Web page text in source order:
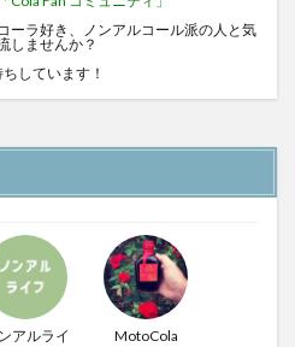
ーラ好き、ノンアルコール派の人と気
しませんか？
しています！
アルライフ MotoCola